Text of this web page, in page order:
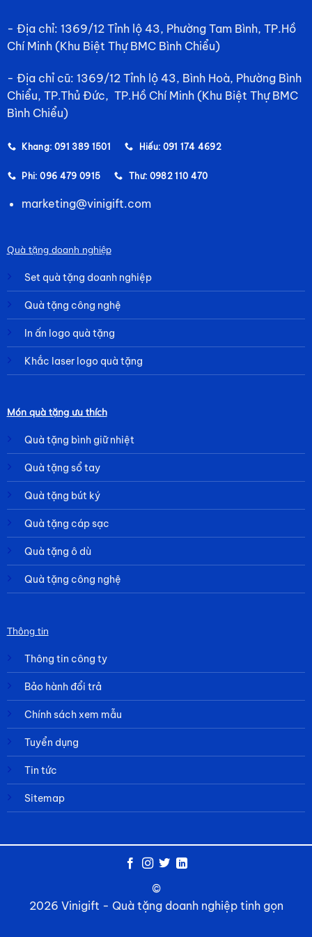
- Địa chỉ: 1369/12 Tỉnh lộ 43, Phường Tam Bình, TP.Hồ
Chí Minh (Khu Biệt Thự BMC Bình Chiểu)
- Địa chỉ cũ: 1369/12 Tỉnh lộ 43, Bình Hoà, Phường Bình
Chiểu, TP.Thủ Đức, TP.Hồ Chí Minh (Khu Biệt Thự BMC
Bình Chiểu)
Khang: 091 389 1501 Hiếu: 091 174 4692
Phi: 096 479 0915 Thư: 0982 110 470
marketing@vinigift.com
Quà tặng doanh nghiệp
Set quà tặng doanh nghiệp
Quà tặng công nghệ
In ấn logo quà tặng
Khắc laser logo quà tặng
Món quà tặng ưu thích
Quà tặng bình giữ nhiệt
Quà tặng sổ tay
Quà tặng bút ký
Quà tặng cáp sạc
Quà tặng ô dù
Quà tặng công nghệ
Thông tin
Thông tin công ty
Bảo hành đổi trả
Chính sách xem mẫu
Tuyển dụng
Tin tức
Sitemap
©
2026 Vinigift - Quà tặng doanh nghiệp tinh gọn